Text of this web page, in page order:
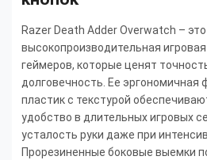
Razer Death Adder Overwatch – это
высокопроизводительная
геймеров, которые ценят
долговечность. Ее
пластик с текстурой
удобство в длительных игровых
усталость руки даже при
Прорезиненные боковые выемки